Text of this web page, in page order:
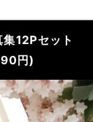
12Pセット
円)